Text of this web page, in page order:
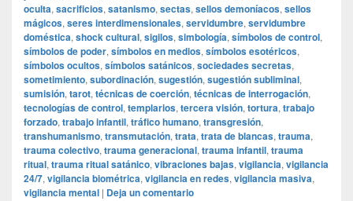
oculta, sacrificios, satanismo, sectas, sellos demoníacos, sellos
mágicos, seres interdimensionales, servidumbre, servidumbre
doméstica, shock cultural, sigilos, simbología, símbolos de control,
símbolos de poder, símbolos en medios, símbolos esotéricos,
símbolos ocultos, símbolos satánicos, sociedades secretas,
sometimiento, subordinación, sugestión, sugestión subliminal,
sumisión, tarot, técnicas de coerción, técnicas de interrogación,
tecnologías de control, templarios, tercera visión, tortura, trabajo
forzado, trabajo infantil, tráfico humano, transgresión,
transhumanismo, transmutación, trata, trata de blancas, trauma,
trauma colectivo, trauma generacional, trauma infantil, trauma
ritual, trauma ritual satánico, vibraciones bajas, vigilancia, vigilancia
24/7, vigilancia biométrica, vigilancia en redes, vigilancia masiva,
vigilancia mental | Deja un comentario